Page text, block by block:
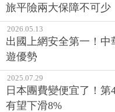
旅平險兩大保障不可少
2026.05.13
出國上網安全第一！中
遊優勢
2025.07.29
日本團費變便宜了！第
有望下滑8%